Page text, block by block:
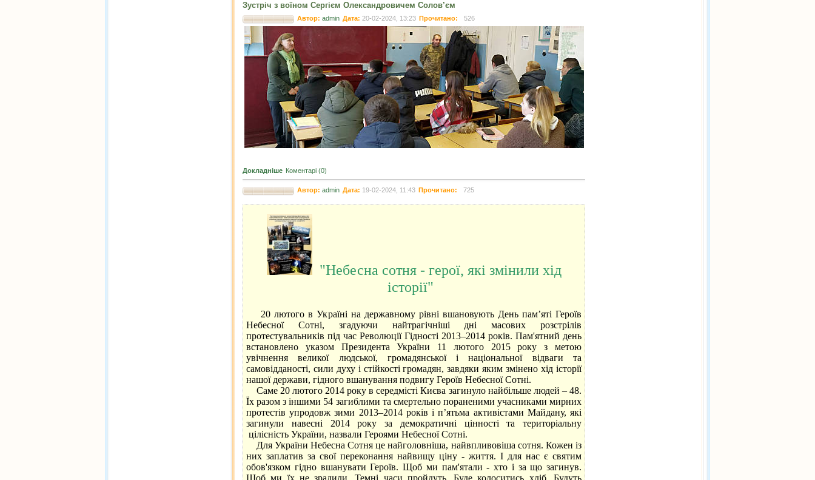
Зустріч з воїном Сергієм Олександровичем Солов’єм
Автор: admin Дата: 20-02-2024, 13:23 Прочитано: 526
Докладніше Коментарі (0)
Автор: admin Дата: 19-02-2024, 11:43 Прочитано: 725
"Небесна сотня - герої, які змінили хід
історії"
20 лютого в Україні на державному рівні вшановують День пам’яті Героїв
Небесної Сотні, згадуючи найтрагічніші дні масових розстрілів
протестувальників під час Революції Гідності 2013–2014 років. Пам'ятний день
встановлено указом Президента України 11 лютого 2015 року з метою
увічнення великої людської, громадянської і національної відваги та
самовідданості, сили духу і стійкості громадян, завдяки яким змінено хід історії
нашої держави, гідного вшанування подвигу Героїв Небесної Сотні.
Саме 20 лютого 2014 року в середмісті Києва загинуло найбільше людей – 48.
Їх разом з іншими 54 загиблими та смертельно пораненими учасниками мирних
протестів упродовж зими 2013–2014 років і п’ятьма активістами Майдану, які
загинули навесні 2014 року за демократичні цінності та територіальну
цілісність України, назвали Героями Небесної Сотні.
Для України Небесна Сотня це найголовніша, найвпливовіша сотня. Кожен із
них заплатив за свої переконання найвищу ціну - життя. І для нас є святим
обов'язком гідно вшанувати Героїв. Щоб ми пам'ятали - хто і за що загинув.
Щоб ми їх не зрадили. Темні часи пройдуть. Буде колоситись хліб. Будуть